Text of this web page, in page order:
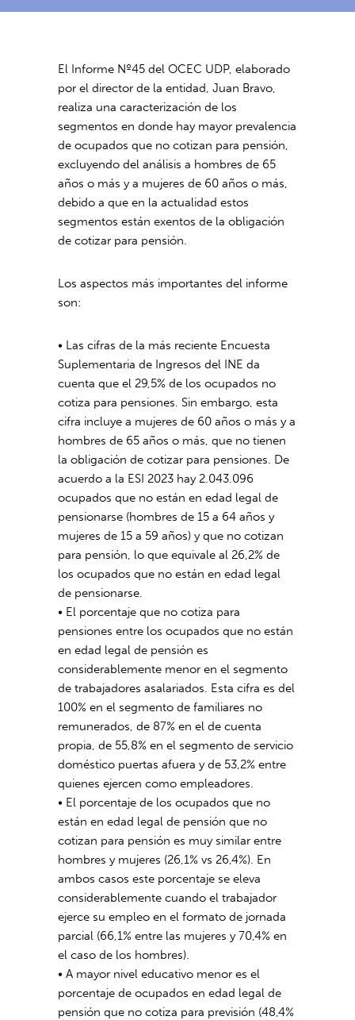
El Informe Nº45 del OCEC UDP, elaborado
por el director de la entidad, Juan Bravo,
realiza una caracterización de los
segmentos en donde hay mayor prevalencia
de ocupados que no cotizan para pensión,
excluyendo del análisis a hombres de 65
años o más y a mujeres de 60 años o más,
debido a que en la actualidad estos
segmentos están exentos de la obligación
de cotizar para pensión.
Los aspectos más importantes del informe
son:
• Las cifras de la más reciente Encuesta
Suplementaria de Ingresos del INE da
cuenta que el 29,5% de los ocupados no
cotiza para pensiones. Sin embargo, esta
cifra incluye a mujeres de 60 años o más y a
hombres de 65 años o más, que no tienen
la obligación de cotizar para pensiones. De
acuerdo a la ESI 2023 hay 2.043.096
ocupados que no están en edad legal de
pensionarse (hombres de 15 a 64 años y
mujeres de 15 a 59 años) y que no cotizan
para pensión, lo que equivale al 26,2% de
los ocupados que no están en edad legal
de pensionarse.
• El porcentaje que no cotiza para
pensiones entre los ocupados que no están
en edad legal de pensión es
considerablemente menor en el segmento
de trabajadores asalariados. Esta cifra es del
100% en el segmento de familiares no
remunerados, de 87% en el de cuenta
propia, de 55,8% en el segmento de servicio
doméstico puertas afuera y de 53,2% entre
quienes ejercen como empleadores.
• El porcentaje de los ocupados que no
están en edad legal de pensión que no
cotizan para pensión es muy similar entre
hombres y mujeres (26,1% vs 26,4%). En
ambos casos este porcentaje se eleva
considerablemente cuando el trabajador
ejerce su empleo en el formato de jornada
parcial (66,1% entre las mujeres y 70,4% en
el caso de los hombres).
• A mayor nivel educativo menor es el
porcentaje de ocupados en edad legal de
pensión que no cotiza para previsión (48,4%